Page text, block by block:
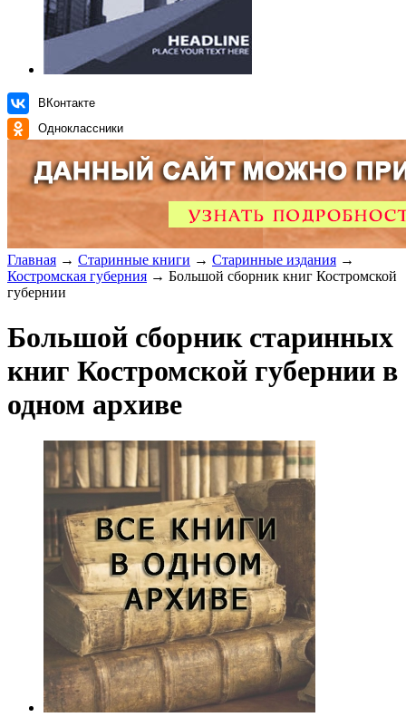
ВКонтакте
Одноклассники
Главная → Старинные книги → Старинные издания →
Костромская губерния → Большой сборник книг Костромской
губернии
Большой сборник старинных
книг Костромской губернии в
одном архиве